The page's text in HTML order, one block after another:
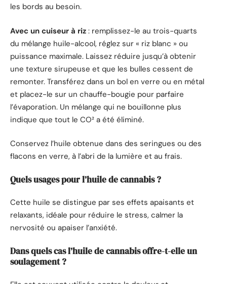
les bords au besoin.
Avec un cuiseur à riz : remplissez-le au trois-quarts
du mélange huile-alcool, réglez sur « riz blanc » ou
puissance maximale. Laissez réduire jusqu’à obtenir
une texture sirupeuse et que les bulles cessent de
remonter. Transférez dans un bol en verre ou en métal
et placez-le sur un chauffe-bougie pour parfaire
l’évaporation. Un mélange qui ne bouillonne plus
indique que tout le CO² a été éliminé.
Conservez l’huile obtenue dans des seringues ou des
flacons en verre, à l’abri de la lumière et au frais.
Quels usages pour l’huile de cannabis ?
Cette huile se distingue par ses effets apaisants et
relaxants, idéale pour réduire le stress, calmer la
nervosité ou apaiser l’anxiété.
Dans quels cas l’huile de cannabis offre-t-elle un
soulagement ?